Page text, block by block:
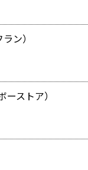
ン）
ストア）